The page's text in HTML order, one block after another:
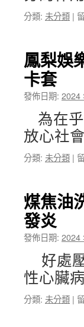
管
最
的
疏
器
選
擇
博
到
發
中
分類: 未分類 | 在
當
舖
上
市
股
票
了
解
近
視
術
後
的
汐
止
汽
鳳梨娛
卡套
發佈日期: 2024
為在
放心社
分類: 未分類 | 在
娛
樂
業
頭
皮
蜜
粉
專
煤焦油
發炎
發佈日期: 2024
好處
性心臟
分類: 未分類 | 在